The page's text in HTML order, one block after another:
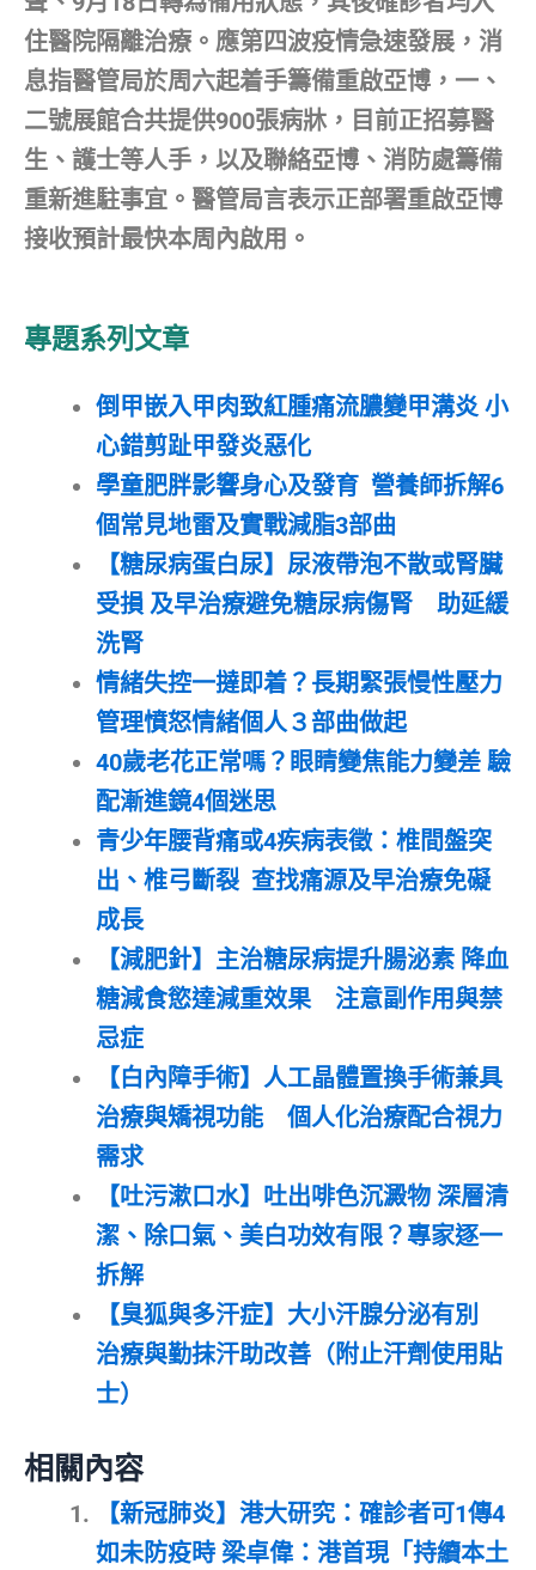
住醫院隔離治療。應第四波疫情急速發展，消
息指醫管局於周六起着手籌備重啟亞博，一、
二號展館合共提供900張病牀，目前正招募醫
生、護士等人手，以及聯絡亞博、消防處籌備
重新進駐事宜。醫管局言表示正部署重啟亞博
接收預計最快本周內啟用。
專題系列文章
倒甲嵌入甲肉致紅腫痛流膿變甲溝炎 小
心錯剪趾甲發炎惡化
學童肥胖影響身心及發育 營養師拆解6
個常見地雷及實戰減脂3部曲
【糖尿病蛋白尿】尿液帶泡不散或腎臟
受損 及早治療避免糖尿病傷腎 助延緩
洗腎
情緒失控一撻即着？長期緊張慢性壓力
管理憤怒情緒個人３部曲做起
40歲老花正常嗎？眼睛變焦能力變差 驗
配漸進鏡4個迷思
青少年腰背痛或4疾病表徵：椎間盤突
出、椎弓斷裂 查找痛源及早治療免礙
成長
【減肥針】主治糖尿病提升腸泌素 降血
糖減食慾達減重效果 注意副作用與禁
忌症
【白內障手術】人工晶體置換手術兼具
治療與矯視功能 個人化治療配合視力
需求
【吐污漱口水】吐出啡色沉澱物 深層清
潔、除口氣、美白功效有限？專家逐一
拆解
【臭狐與多汗症】大小汗腺分泌有別
治療與勤抹汗助改善（附止汗劑使用貼
士）
相關內容
【新冠肺炎】港大研究：確診者可1傳4
如未防疫時 梁卓偉：港首現「持續本土